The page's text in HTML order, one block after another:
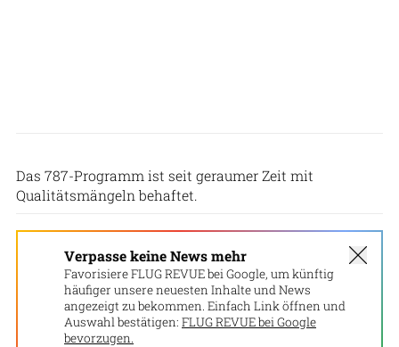
Das 787-Programm ist seit geraumer Zeit mit
Qualitätsmängeln behaftet.
Verpasse keine News mehr
Favorisiere FLUG REVUE bei Google, um künftig
häufiger unsere neuesten Inhalte und News
angezeigt zu bekommen. Einfach Link öffnen und
Auswahl bestätigen: FLUG REVUE bei Google
bevorzugen.